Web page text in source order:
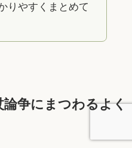
りやすくまとめて
論争にまつわるよく